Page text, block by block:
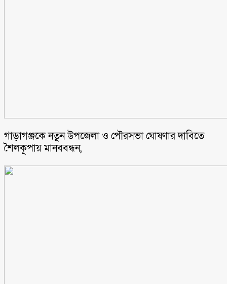
গাড়াগঞ্জকে নতুন উপজেলা ও পৌরসভা ঘোষণার দাবিতে
শৈলকূপায় মানববন্ধন,